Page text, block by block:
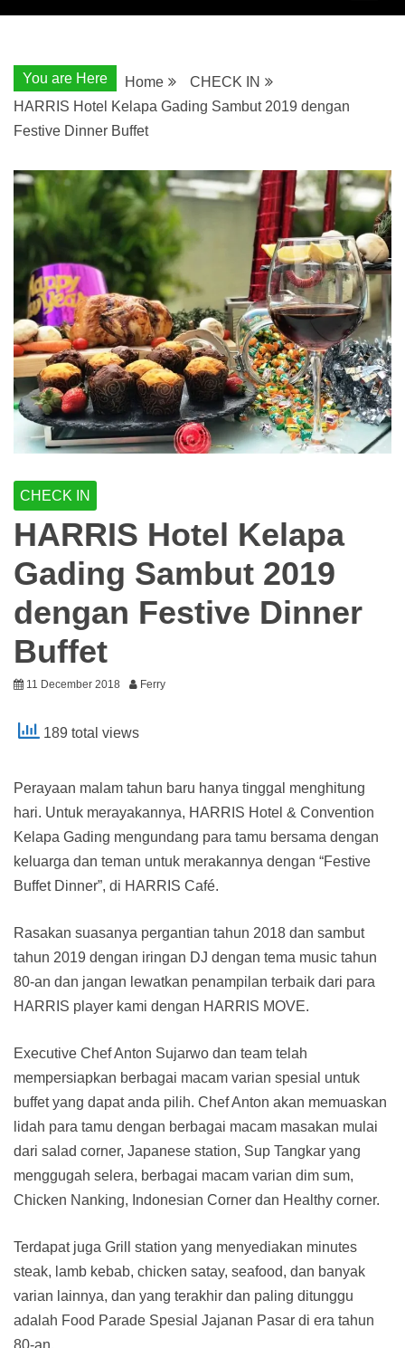
You are Here Home
CHECK IN
HARRIS Hotel Kelapa Gading Sambut 2019 dengan
Festive Dinner Buffet
CHECK IN
HARRIS Hotel Kelapa
Gading Sambut 2019
dengan Festive Dinner
Buffet
11 December 2018 Ferry
189 total views
Perayaan malam tahun baru hanya tinggal menghitung
hari. Untuk merayakannya, HARRIS Hotel & Convention
Kelapa Gading mengundang para tamu bersama dengan
keluarga dan teman untuk merakannya dengan “Festive
Buffet Dinner”, di HARRIS Café.
Rasakan suasanya pergantian tahun 2018 dan sambut
tahun 2019 dengan iringan DJ dengan tema music tahun
80-an dan jangan lewatkan penampilan terbaik dari para
HARRIS player kami dengan HARRIS MOVE.
Executive Chef Anton Sujarwo dan team telah
mempersiapkan berbagai macam varian spesial untuk
buffet yang dapat anda pilih. Chef Anton akan memuaskan
lidah para tamu dengan berbagai macam masakan mulai
dari salad corner, Japanese station, Sup Tangkar yang
menggugah selera, berbagai macam varian dim sum,
Chicken Nanking, Indonesian Corner dan Healthy corner.
Terdapat juga Grill station yang menyediakan minutes
steak, lamb kebab, chicken satay, seafood, dan banyak
varian lainnya, dan yang terakhir dan paling ditunggu
adalah Food Parade Spesial Jajanan Pasar di era tahun
80-an.